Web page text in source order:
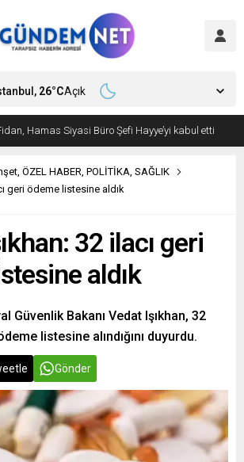
Hamas Siyasi Büro Şefi Hayye’yi kabul etti
26°CAçık
, ÖZEL HABER, POLİTİKA, SAĞLIK
geri ödeme listesine aldık
32 ilacı geri
aldık
Güvenlik Bakanı Vedat Işıkhan, 32
listesine alındığını duyurdu.
Gönder